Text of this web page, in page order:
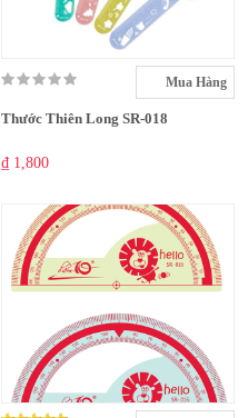
Mua Hàng
Thước Thiên Long SR-018
₫ 1,800